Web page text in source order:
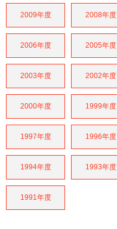
2009年度 2008年度
2006年度 2005年度
2003年度 2002年度
2000年度 1999年度
1997年度 1996年度
1994年度 1993年度
1991年度